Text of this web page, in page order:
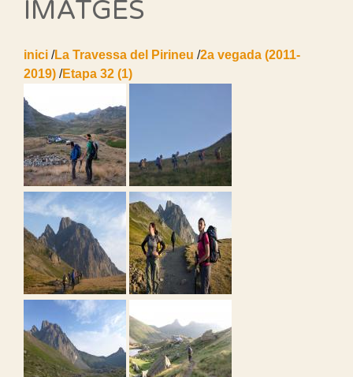
IMATGES
inici /La Travessa del Pirineu /2a vegada (2011-
2019) /Etapa 32 (1)